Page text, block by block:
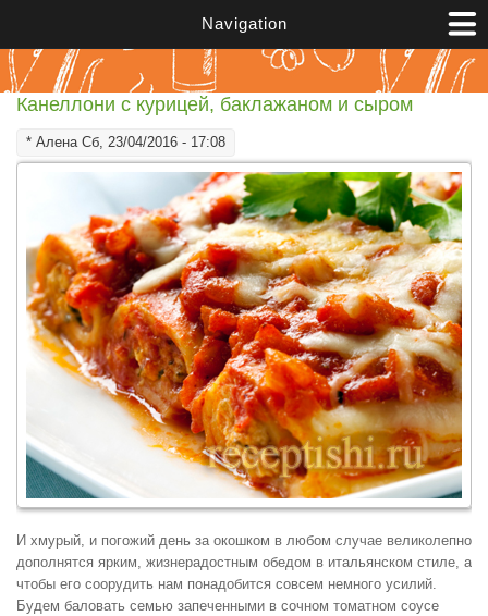
Navigation
Канеллони с курицей, баклажаном и сыром
* АленаСб, 23/04/2016 - 17:08
И хмурый, и погожий день за окошком в любом случае великолепно
дополнятся ярким, жизнерадостным обедом в итальянском стиле, а
чтобы его соорудить нам понадобится совсем немного усилий.
Будем баловать семью запеченными в сочном томатном соусе